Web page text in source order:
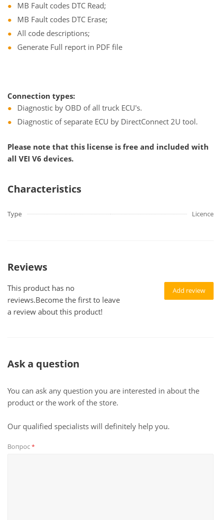
MB Fault codes DTC Read;
MB Fault codes DTC Erase;
All code descriptions;
Generate Full report in PDF file
Connection types:
Diagnostic by OBD of all truck ECU's.
Diagnostic of separate ECU by DirectConnect 2U tool.
Please note that this license is free and included with
all VEI V6 devices.
Characteristics
Type Licence
Reviews
Add review
This product has no
reviews.Become the first to leave
a review about this product!
Ask a question
You can ask any question you are interested in about the
product or the work of the store.
Our qualified specialists will definitely help you.
Вопрос*